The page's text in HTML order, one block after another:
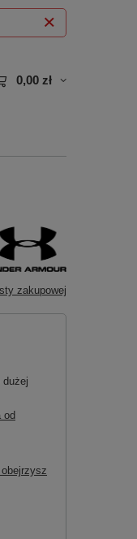
0,00 zł
zakupowej
dużej
od